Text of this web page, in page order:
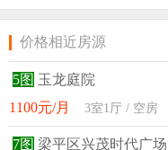
价格相近房源
5图 玉龙庭院
1100元/月 3室1厅 / 空房
7图 梁平区兴茂时代广场